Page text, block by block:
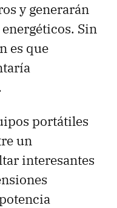
y generarán
Sin
es que
portátiles
un
interesantes